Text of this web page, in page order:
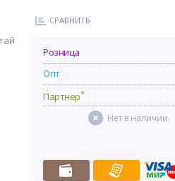
СРАВНИТЬ
Розница
Опт
Партнер*
Нет в наличии